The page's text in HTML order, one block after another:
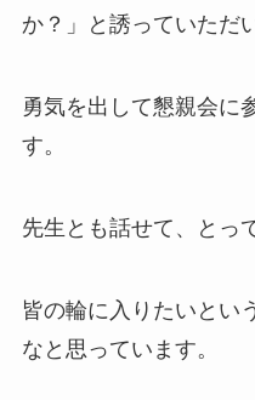
か？」と誘っていただ
勇気を出して懇親会に
す。
先生とも話せて、とっ
皆の輪に入りたいとい
なと思っています。